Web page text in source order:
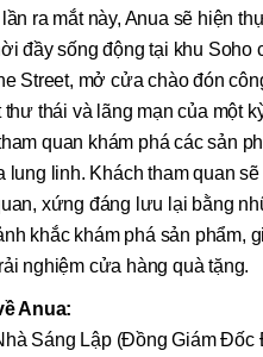
ra mắt này, Anua sẽ hiện
đầy sống động tại khu
Street, mở cửa chào đón
thái và lãng mạn của một
quan khám phá các sản
lung linh. Khách tham quan
xứng đáng lưu lại bằng
khắc khám phá sản phẩm,
nghiệm cửa hàng quà tặng.
Anua:
Sáng Lập (Đồng Giám Đốc